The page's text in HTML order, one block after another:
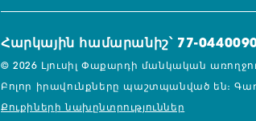
Հարկային համարանիշ՝ 77-
© 2026 Լյուսիլ Փաքարդի մանկական
Բոլոր իրավունքները պաշտպանված են։
Քուքիների նախընտրություններ